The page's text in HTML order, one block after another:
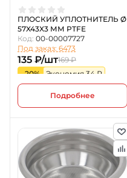
ПЛОСКИЙ УПЛОТНИТЕЛЬ Ø
57X43X3 ММ PTFE
Код: 00-00007727
Под заказ: 6473
135 ₽/шт169 ₽
-20%
Экономия 34 ₽
Подробнее